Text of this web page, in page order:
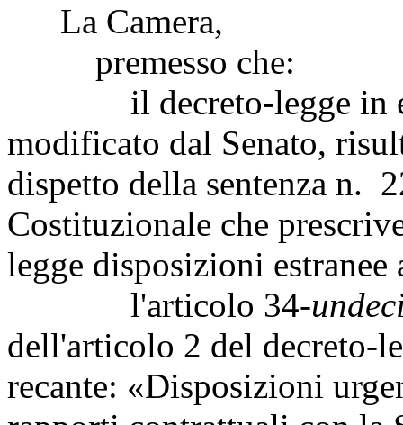
La Camera,
premesso che:
il decreto-legge in
modificato dal Senato,
dispetto della sentenza n.
Costituzionale che
legge disposizioni
l'articolo 34-
dell'articolo 2 del decreto-
recante: «Disposizioni